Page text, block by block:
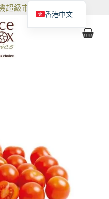
超級市場和咖啡館
香港中文